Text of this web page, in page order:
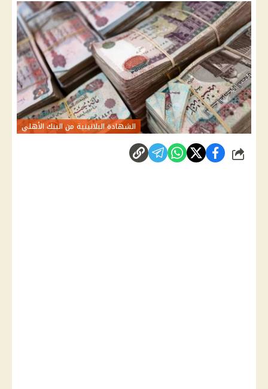
الشهادة البلاتينية من البنك الأهلي
شارك